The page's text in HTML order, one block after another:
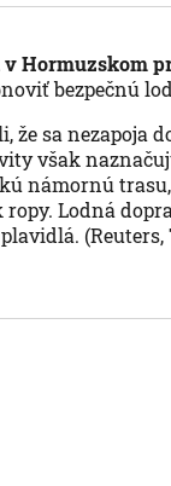
Hormuzskom
bezpečnú
že sa nezapoja
však
námornú
Lodná
(Reuters,